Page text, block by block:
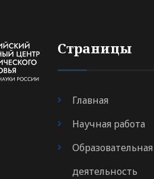
Страницы
Главная
Научная работа
Образовательная
деятельность